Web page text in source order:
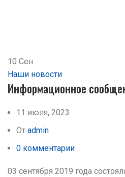
10 Сен
Наши новости
Информационное
11 июля, 2023
От admin
0 комментарии
03 сентября 2019 года